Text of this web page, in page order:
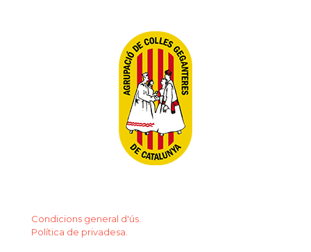
Condicions general d'ús.
Política de privadesa.